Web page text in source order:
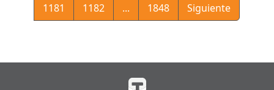
1181
1182 ... 1848 Siguiente